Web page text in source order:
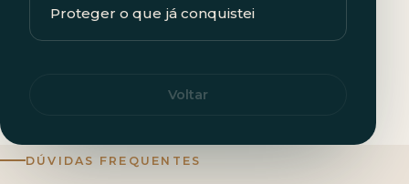
Proteger o que já conquistei
Voltar
DÚVIDAS FREQUENTES